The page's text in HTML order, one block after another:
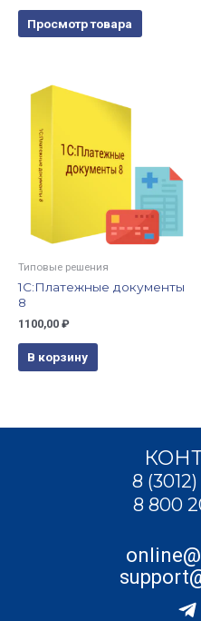
Просмотр товара
Типовые решения
1С:Платежные документы
8
1100,00 ₽
В корзину
8
8 800